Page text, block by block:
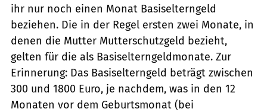
ihr nur noch einen Monat Basiselterngeld
beziehen. Die in der Regel ersten zwei Monate, in
denen die Mutter Mutterschutzgeld bezieht,
gelten für die als Basiselterngeldmonate. Zur
Erinnerung: Das Basiselterngeld beträgt zwischen
300 und 1800 Euro, je nachdem, was in den 12
Monaten vor dem Geburtsmonat (bei